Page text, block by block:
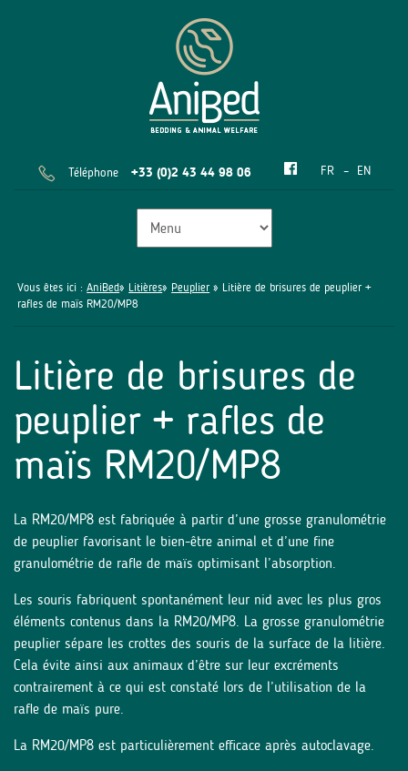
Téléphone +33 (0)2 43 44 98 06 FR EN
Vous êtes ici : AniBed» Litières» Peuplier » Litière de brisures de peuplier +
rafles de maïs RM20/MP8
Litière de brisures de
peuplier + rafles de
maïs RM20/MP8
La RM20/MP8 est fabriquée à partir d’une grosse granulométrie
de peuplier favorisant le bien-être animal et d’une fine
granulométrie de rafle de maïs optimisant l’absorption.
Les souris fabriquent spontanément leur nid avec les plus gros
éléments contenus dans la RM20/MP8. La grosse granulométrie
peuplier sépare les crottes des souris de la surface de la litière.
Cela évite ainsi aux animaux d’être sur leur excréments
contrairement à ce qui est constaté lors de l’utilisation de la
rafle de maïs pure.
La RM20/MP8 est particulièrement efficace après autoclavage.